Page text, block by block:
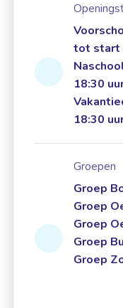
tot start
18:30
18:30
Groepen
Groep
Groep
Groep
Groep
Groep